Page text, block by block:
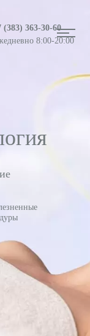
(383) 363-30-60
8:00-20:00